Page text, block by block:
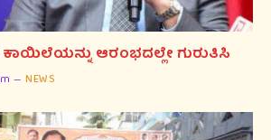
ಆರಂಭದಲ್ಲೇ ಗುರುತಿಸಿ
NEWS